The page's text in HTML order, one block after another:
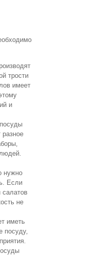
трости
имеет
и
нужно
Если
салатов
не
иметь
посуду,